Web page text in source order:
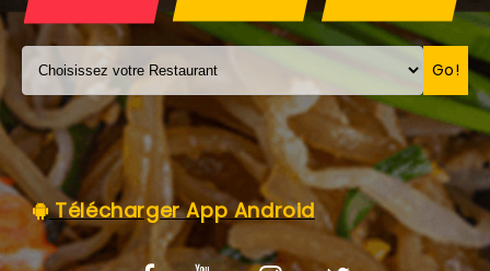
MENTIONS LÉGALES
C.G.V
Go!
Télécharger App Android